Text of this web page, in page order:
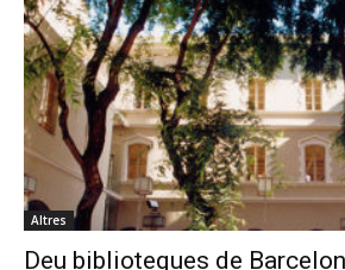
Altres
Deu biblioteques de